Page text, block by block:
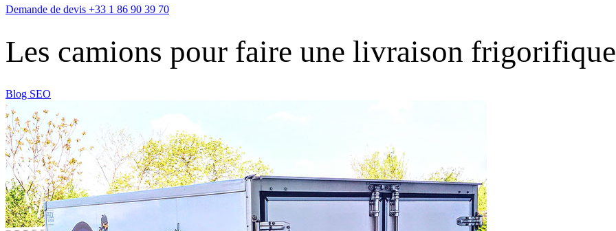
Demande de devis +33 1 86 90 39 70
Les camions pour faire une livraison frigorifique
Blog SEO